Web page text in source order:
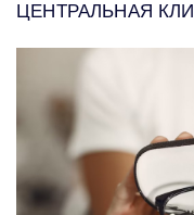
ЦЕНТРАЛЬНАЯ